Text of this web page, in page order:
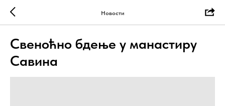
Новости
Свеноћно бдење у манастиру
Савина